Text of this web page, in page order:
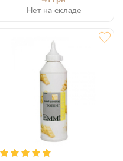
Нет на складе